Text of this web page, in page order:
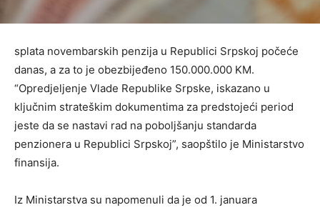
splata novembarskih penzija u Republici Srpskoj počeće
danas, a za to je obezbijeđeno 150.000.000 KM.
“Opredjeljenje Vlade Republike Srpske, iskazano u
ključnim strateškim dokumentima za predstojeći period
jeste da se nastavi rad na poboljšanju standarda
penzionera u Republici Srpskoj”, saopštilo je Ministarstvo
finansija.
Iz Ministarstva su napomenuli da je od 1. januara